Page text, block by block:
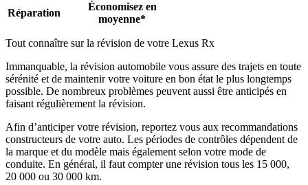
Réparation
Économisez en
moyenne*
Tout connaître sur la révision de votre Lexus Rx
Immanquable, la révision automobile vous assure des trajets en toute
sérénité et de maintenir votre voiture en bon état le plus longtemps
possible. De nombreux problèmes peuvent aussi être anticipés en
faisant régulièrement la révision.
Afin d’anticiper votre révision, reportez vous aux recommandations
constructeurs de votre auto. Les périodes de contrôles dépendent de
la marque et du modèle mais également selon votre mode de
conduite. En général, il faut compter une révision tous les 15 000,
20 000 ou 30 000 km.